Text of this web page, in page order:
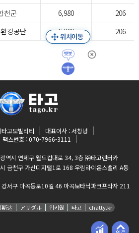
천군 6,980
206
경공단 6,980 206
고모빌리티
대표이사 : 서창녕
팩스번호 : 070-7966-3111
역시 연제구 월드컵대로 34, 3층 ㈜타고렌터카
금천구 가산디지털1로 168 우림라이온스밸리 A동
서구 마곡동로10길 46 마곡보타닉파크프라자 211
斯达 アサダル 위키원 타고 chatty.kr